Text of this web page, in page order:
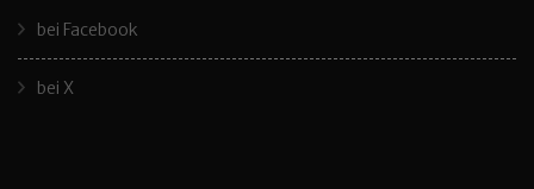
bei Facebook
bei X